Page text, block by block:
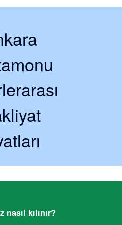
nasıl kılınır?